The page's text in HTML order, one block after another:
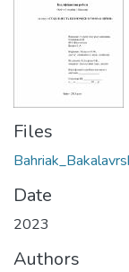
Files
Date
2023
Authors